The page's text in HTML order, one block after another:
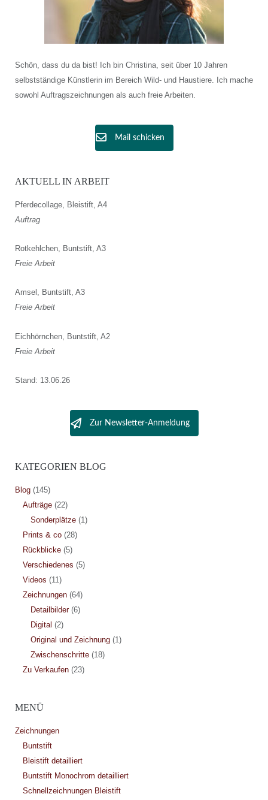
Schön, dass du da bist! Ich bin Christina, seit über 10 Jahren
selbstständige Künstlerin im Bereich Wild- und Haustiere. Ich mache
sowohl Auftragszeichnungen als auch freie Arbeiten.
Mail schicken
AKTUELL IN ARBEIT
Pferdecollage, Bleistift, A4
Auftrag
Rotkehlchen, Buntstift, A3
Freie Arbeit
Amsel, Buntstift, A3
Freie Arbeit
Eichhörnchen, Buntstift, A2
Freie Arbeit
Stand: 13.06.26
Zur Newsletter-Anmeldung
KATEGORIEN BLOG
Blog(145)
Aufträge(22)
Sonderplätze(1)
Prints & co(28)
Rückblicke(5)
Verschiedenes (5)
Videos (11)
Zeichnungen(64)
Detailbilder(6)
Digital (2)
Original und Zeichnung(1)
Zwischenschritte(18)
Zu Verkaufen(23)
MENÜ
Zeichnungen
Buntstift
Bleistift detailliert
Buntstift Monochrom detailliert
Schnellzeichnungen Bleistift